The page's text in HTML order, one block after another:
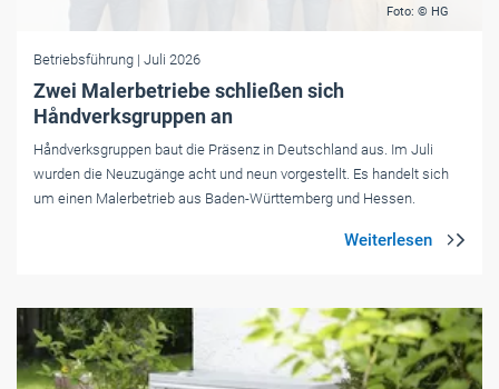
Foto: © HG
Betriebsführung | Juli 2026
Zwei Malerbetriebe schließen sich
Håndverksgruppen an
Håndverksgruppen baut die Präsenz in Deutschland aus. Im Juli
wurden die Neuzugänge acht und neun vorgestellt. Es handelt sich
um einen Malerbetrieb aus Baden-Württemberg und Hessen.